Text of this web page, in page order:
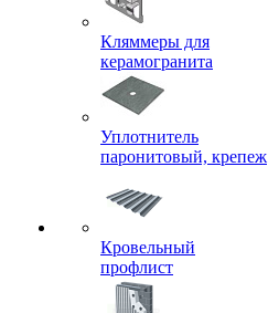
Кляммеры для
керамогранита
Уплотнитель
паронитовый, крепеж
Кровельный
профлист